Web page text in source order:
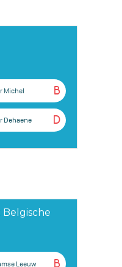
B
Michel
D
Dehaene
Belgische
B
Leeuw